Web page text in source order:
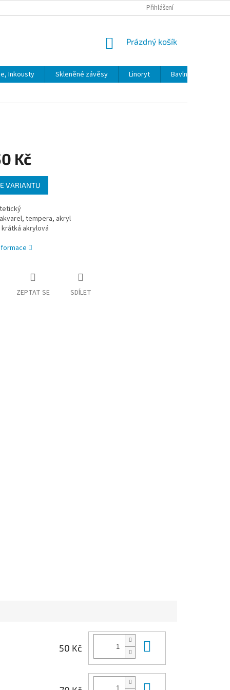
Přihlášení
NÁKUPNÍ
Prázdný košík
Inkousty Skleněné závěsy Linoryt Bavlna
Kč
VARIANTU
akvarel, tempera, akryl
krátká akrylová
ZEPTAT SE SDÍLET
50 Kč